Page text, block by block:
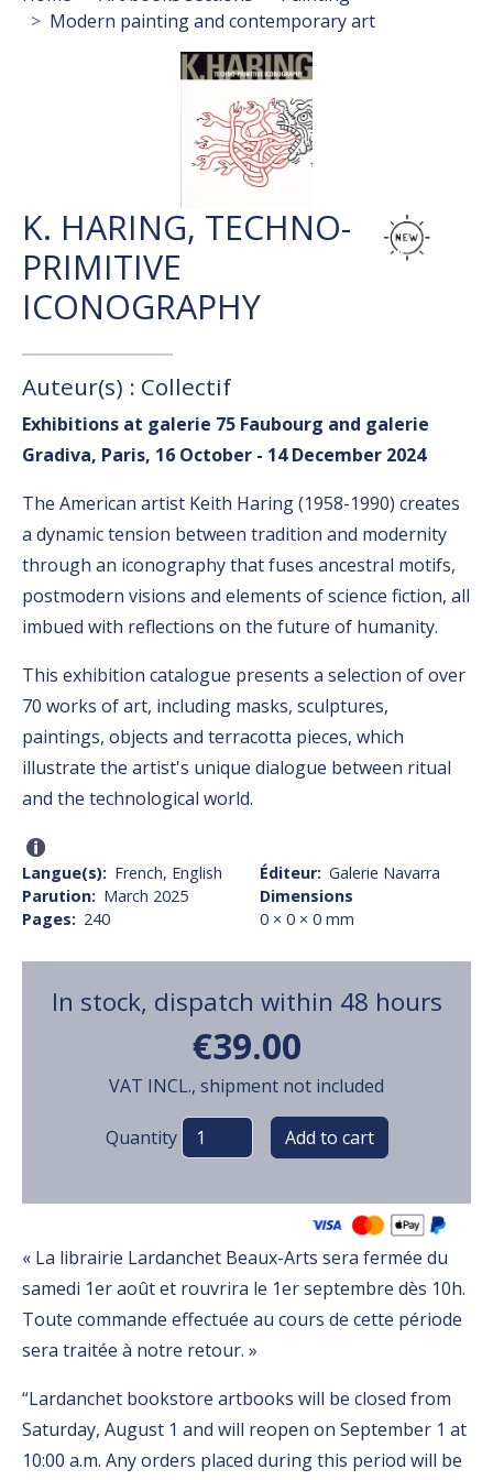
Modern painting and contemporary art
K. HARING, TECHNO-
PRIMITIVE
ICONOGRAPHY
Auteur(s) : Collectif
Exhibitions at galerie 75 Faubourg and galerie
Gradiva, Paris, 16 October - 14 December 2024
The American artist Keith Haring (1958-1990) creates
a dynamic tension between tradition and modernity
through an iconography that fuses ancestral motifs,
postmodern visions and elements of science fiction, all
imbued with reflections on the future of humanity.
This exhibition catalogue presents a selection of over
70 works of art, including masks, sculptures,
paintings, objects and terracotta pieces, which
illustrate the artist's unique dialogue between ritual
and the technological world.
Langue(s)
French, English
Parution
March 2025
Pages
240
Éditeur Galerie Navarra
Dimensions
0 × 0 × 0 mm
In stock, dispatch within 48 hours
€39.00
VAT INCL., shipment not included
Variations
Quantity
« La librairie Lardanchet Beaux-Arts sera fermée du
samedi 1er août et rouvrira le 1er septembre dès 10h.
Toute commande effectuée au cours de cette période
sera traitée à notre retour. »
“Lardanchet bookstore artbooks will be closed from
Saturday, August 1 and will reopen on September 1 at
10:00 a.m. Any orders placed during this period will be